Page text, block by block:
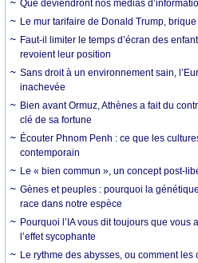
Que deviendront nos médias
Le mur tarifaire de Donald Trump,
Faut-il limiter le temps d’écran des
revoient leur position
Sans droit à un environnement sain,
inachevée
Bien avant Ormuz, Athènes a fait du
clé de sa fortune
Écouter Phnom Penh : ce que les
contemporain
Le « bien commun », un concept post-
Gènes et peuples : pourquoi la
race dans notre espèce
Pourquoi l’IA vous dit toujours que vous
l’effet sycophante
Le rythme des abysses, ou comment